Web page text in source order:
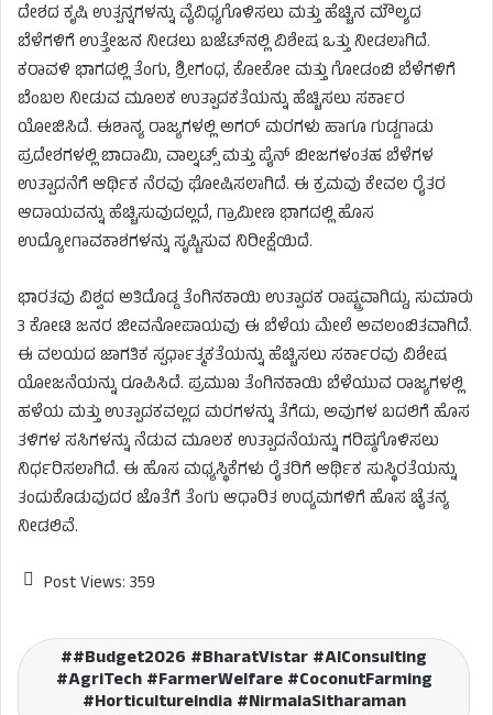
ದೇಶದ ಕೃಷಿ ಉತ್ಪನ್ನಗಳನ್ನು ವೈವಿಧ್ಯಗೊಳಿಸಲು ಮತ್ತು ಹೆಚ್ಚಿನ ಮೌಲ್ಯದ
ಬೆಳೆಗಳಿಗೆ ಉತ್ತೇಜನ ನೀಡಲು ಬಜೆಟ್‌ನಲ್ಲಿ ವಿಶೇಷ ಒತ್ತು ನೀಡಲಾಗಿದೆ.
ಕರಾವಳಿ ಭಾಗದಲ್ಲಿ ತೆಂಗು, ಶ್ರೀಗಂಧ, ಕೋಕೋ ಮತ್ತು ಗೋಡಂಬಿ ಬೆಳೆಗಳಿಗೆ
ಬೆಂಬಲ ನೀಡುವ ಮೂಲಕ ಉತ್ಪಾದಕತೆಯನ್ನು ಹೆಚ್ಚಿಸಲು ಸರ್ಕಾರ
ಯೋಜಿಸಿದೆ. ಈಶಾನ್ಯ ರಾಜ್ಯಗಳಲ್ಲಿ ಅಗರ್ ಮರಗಳು ಹಾಗೂ ಗುಡ್ಡಗಾಡು
ಪ್ರದೇಶಗಳಲ್ಲಿ ಬಾದಾಮಿ, ವಾಲ್ನಟ್ಸ್ ಮತ್ತು ಪೈನ್ ಬೀಜಗಳಂತಹ ಬೆಳೆಗಳ
ಉತ್ಪಾದನೆಗೆ ಆರ್ಥಿಕ ನೆರವು ಘೋಷಿಸಲಾಗಿದೆ. ಈ ಕ್ರಮವು ಕೇವಲ ರೈತರ
ಆದಾಯವನ್ನು ಹೆಚ್ಚಿಸುವುದಲ್ಲದೆ, ಗ್ರಾಮೀಣ ಭಾಗದಲ್ಲಿ ಹೊಸ
ಉದ್ಯೋಗಾವಕಾಶಗಳನ್ನು ಸೃಷ್ಟಿಸುವ ನಿರೀಕ್ಷೆಯಿದೆ.
ಭಾರತವು ವಿಶ್ವದ ಅತಿದೊಡ್ಡ ತೆಂಗಿನಕಾಯಿ ಉತ್ಪಾದಕ ರಾಷ್ಟ್ರವಾಗಿದ್ದು, ಸುಮಾರು
3 ಕೋಟಿ ಜನರ ಜೀವನೋಪಾಯವು ಈ ಬೆಳೆಯ ಮೇಲೆ ಅವಲಂಬಿತವಾಗಿದೆ.
ಈ ವಲಯದ ಜಾಗತಿಕ ಸ್ಪರ್ಧಾತ್ಮಕತೆಯನ್ನು ಹೆಚ್ಚಿಸಲು ಸರ್ಕಾರವು ವಿಶೇಷ
ಯೋಜನೆಯನ್ನು ರೂಪಿಸಿದೆ. ಪ್ರಮುಖ ತೆಂಗಿನಕಾಯಿ ಬೆಳೆಯುವ ರಾಜ್ಯಗಳಲ್ಲಿ
ಹಳೆಯ ಮತ್ತು ಉತ್ಪಾದಕವಲ್ಲದ ಮರಗಳನ್ನು ತೆಗೆದು, ಅವುಗಳ ಬದಲಿಗೆ ಹೊಸ
ತಳಿಗಳ ಸಸಿಗಳನ್ನು ನೆಡುವ ಮೂಲಕ ಉತ್ಪಾದನೆಯನ್ನು ಗರಿಷ್ಠಗೊಳಿಸಲು
ನಿರ್ಧರಿಸಲಾಗಿದೆ. ಈ ಹೊಸ ಮಧ್ಯಸ್ಥಿಕೆಗಳು ರೈತರಿಗೆ ಆರ್ಥಿಕ ಸುಸ್ಥಿರತೆಯನ್ನು
ತಂದುಕೊಡುವುದರ ಜೊತೆಗೆ ತೆಂಗು ಆಧಾರಿತ ಉದ್ಯಮಗಳಿಗೆ ಹೊಸ ಚೈತನ್ಯ
ನೀಡಲಿವೆ.
Post Views: 359
#Budget2026 #BharatVistar #AIConsulting
#AgriTech #FarmerWelfare #CoconutFarming
#HorticultureIndia #NirmalaSitharaman